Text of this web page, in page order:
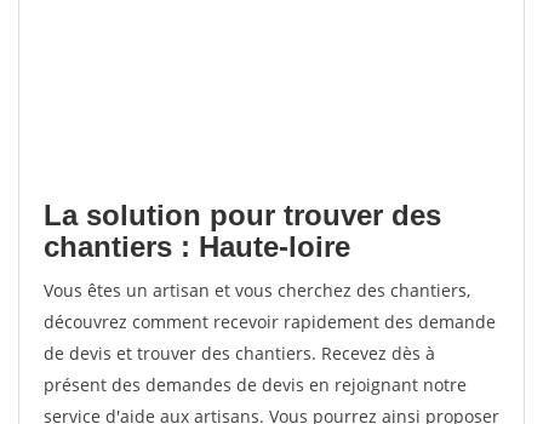
La solution pour trouver des
chantiers : Haute-loire
Vous êtes un artisan et vous cherchez des chantiers,
découvrez comment recevoir rapidement des demande
de devis et trouver des chantiers. Recevez dès à
présent des demandes de devis en rejoignant notre
service d'aide aux artisans. Vous pourrez ainsi proposer